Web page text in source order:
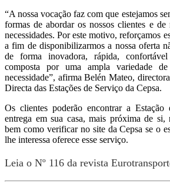
“A nossa vocação faz com que estejamos
formas de abordar os nossos clientes e de
necessidades. Por este motivo, reforçamos
a fim de disponibilizarmos a nossa oferta
de forma inovadora, rápida,
composta por uma ampla variedade
necessidade”, afirma Belén Mateo,
Directa das Estações de Serviço da Cepsa.
Os clientes poderão encontrar a
entrega em sua casa, mais próxima de
bem como verificar no site da Cepsa se o
lhe interessa oferece esse serviço.
Leia o Nº 116 da revista